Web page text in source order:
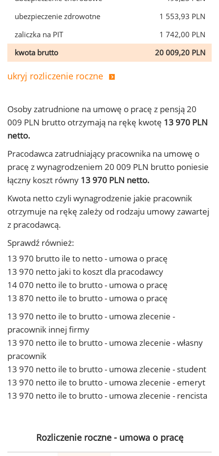
ubezpieczenie zdrowotne
1 553,93 PLN
zaliczka na PIT
1 742,00 PLN
kwota brutto
20 009,20 PLN
ukryj rozliczenie roczne
Osoby zatrudnione na umowę o pracę z pensją 20
009 PLN brutto otrzymają na rękę kwotę 13 970 PLN
netto.
Pracodawca zatrudniający pracownika na umowę o
pracę z wynagrodzeniem 20 009 PLN brutto poniesie
łączny koszt równy 13 970 PLN netto.
Kwota netto czyli wynagrodzenie jakie pracownik
otrzymuje na rękę zależy od rodzaju umowy zawartej
z pracodawcą.
Sprawdź również:
13 970 brutto ile to netto - umowa o pracę
13 970 netto jaki to koszt dla pracodawcy
14 070 netto ile to brutto - umowa o pracę
13 870 netto ile to brutto - umowa o pracę
13 970 netto ile to brutto - umowa zlecenie -
pracownik innej firmy
13 970 netto ile to brutto - umowa zlecenie - własny
pracownik
13 970 netto ile to brutto - umowa zlecenie - student
13 970 netto ile to brutto - umowa zlecenie - emeryt
13 970 netto ile to brutto - umowa zlecenie - rencista
Rozliczenie roczne - umowa o pracę